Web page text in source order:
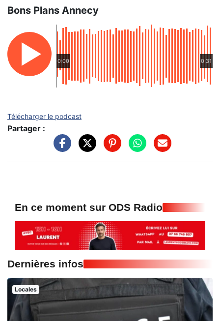
Bons Plans Annecy
0:00 0:31
Télécharger le podcast
Partager :
En ce moment sur ODS Radio
Dernières infos
Locales